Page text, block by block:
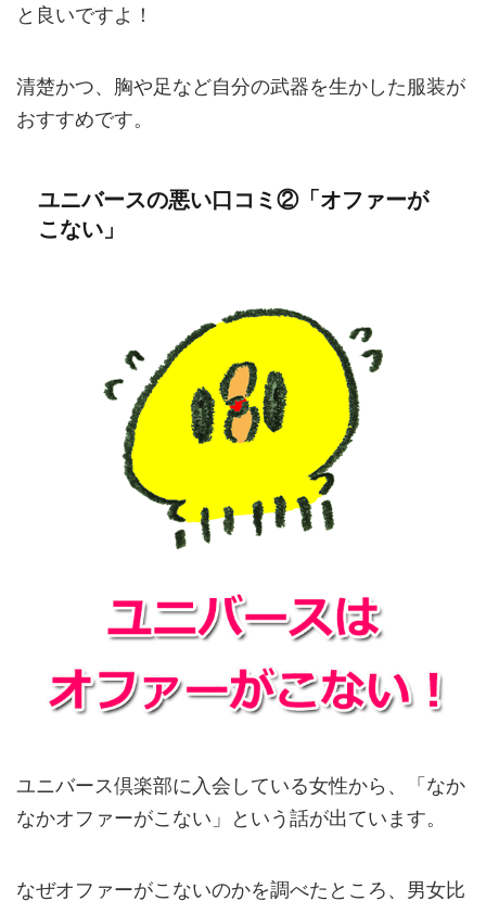
と良いですよ！
清楚かつ、胸や足など自分の武器を生かした服装が
おすすめです。
ユニバースの悪い口コミ②「オファーが
こない」
ユニバース倶楽部に入会している女性から、「なか
なかオファーがこない」という話が出ています。
なぜオファーがこないのかを調べたところ、男女比